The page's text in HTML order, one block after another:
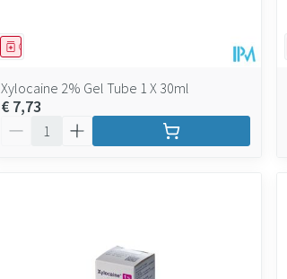
Geneesmiddel
Xylocaine 2% Gel Tube 1 X 30ml
€ 7,73